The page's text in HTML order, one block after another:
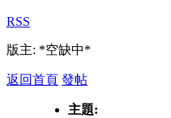
RSS
版主: *空缺中*
返回首頁 發帖
主題: